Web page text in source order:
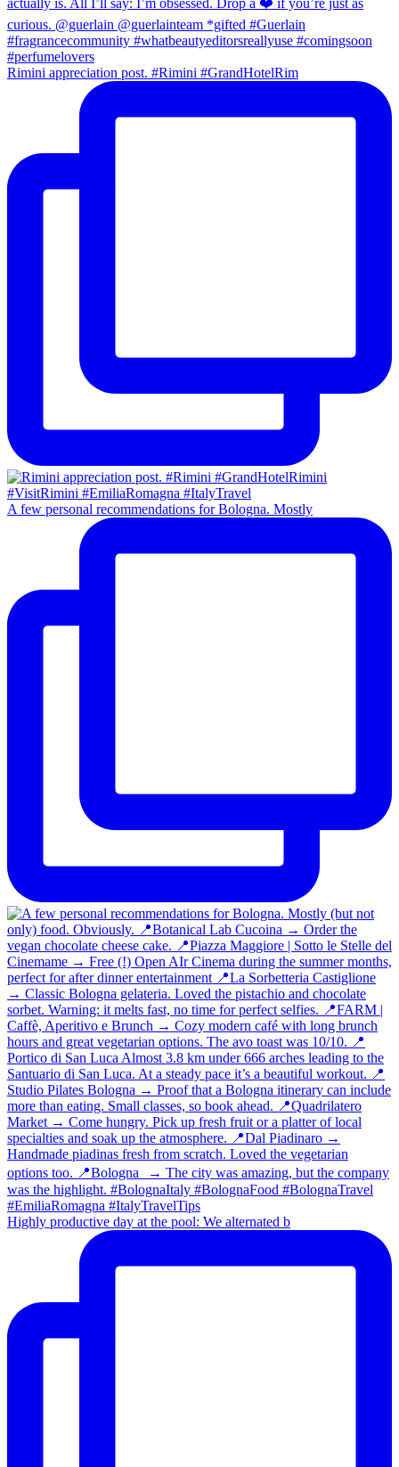
Rimini appreciation post. #Rimini #GrandHotelRim
A few personal recommendations for Bologna. Mostly
Highly productive day at the pool: We alternated b